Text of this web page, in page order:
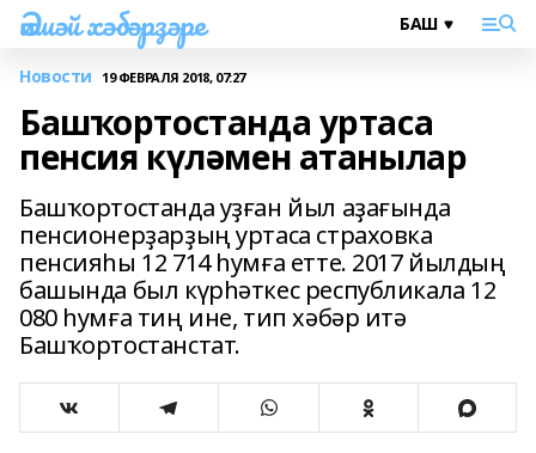
Әлшәй хәбәрҙәре
Новости 19 ФЕВРАЛЯ 2018, 07:27
Башҡортостанда уртаса
пенсия күләмен атанылар
Башҡортостанда уҙған йыл аҙағында
пенсионерҙарҙың уртаса страховка
пенсияһы 12 714 һумға етте. 2017 йылдың
башында был күрһәткес республикала 12
080 һумға тиң ине, тип хәбәр итә
Башҡортостанстат.